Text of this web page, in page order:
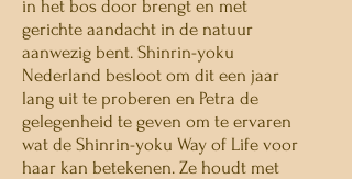
in het bos door brengt en met
gerichte aandacht in de natuur
aanwezig bent. Shinrin-yoku
Nederland besloot om dit een jaar
lang uit te proberen en Petra de
gelegenheid te geven om te ervaren
wat de Shinrin-yoku Way of Life voor
haar kan betekenen. Ze houdt met